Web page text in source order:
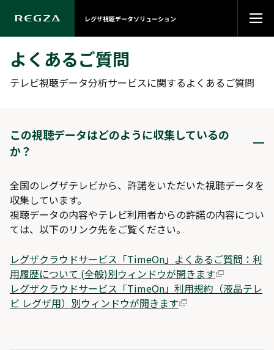
レグザ視聴データソリューション
よくあるご質問
テレビ視聴データ分析サービスに関するよくあるご質問
この視聴データはどのように収集しているの
か？
全国のレグザテレビから、許諾をいただいた視聴データを
収集しています。
視聴データの内容やテレビ利用者からの許諾の内容につい
ては、以下のリンク先をご覧ください。
レグザクラウドサービス「TimeOn」よくあるご質問：利
用履歴について (全般)別ウィンドウが開きます
レグザクラウドサービス「TimeOn」利用規約（液晶テレ
ビ レグザ用）別ウィンドウが開きます